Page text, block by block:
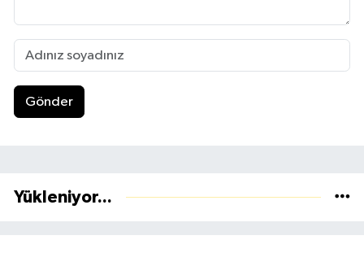
Gönder
Yükleniyor...